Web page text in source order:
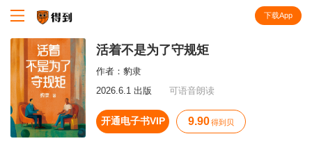
下载App
活着不是为了守规矩
作者： 豹隶
2026.6.1 出版
可语音朗读
开通电子书VIP 9.90 得到贝